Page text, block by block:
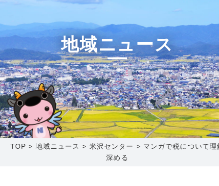
函館センター 0138-34-2525
新潟センター 025-210-1200
お得なセットプラン
料金シミュレーション
サポート
Q&A
センター情報
〒992-0044
山形県米沢市春日四丁目2-75
0238-24-2525
営業時間 9:00～18:00
南東北センター(福島)
〒960-8252
福島県福島市御山字一本松17-1-
1
0120-173-577
営業時間 9:15～18:00
地域ニュース
TOP > 地域ニュース > 米沢センター > マンガで税について理
深める